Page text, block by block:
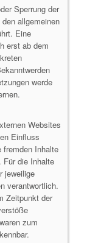
Sperrung der
allgemeinen
Eine
erst ab dem
werde
Websites
Einfluss
fremden Inhalte
Für die Inhalte
jeweilige
verantwortlich.
Zeitpunkt der
zum